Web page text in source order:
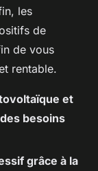
les
de
de vous
rentable.
et
besoins
grâce à la